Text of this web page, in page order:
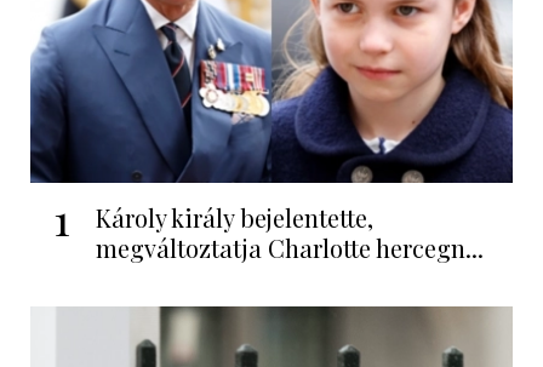
1
Károly király bejelentette,
megváltoztatja Charlotte hercegn...